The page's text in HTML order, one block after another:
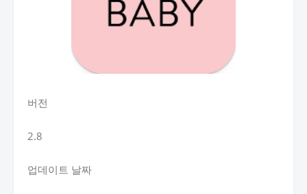
버전
2.8
업데이트 날짜